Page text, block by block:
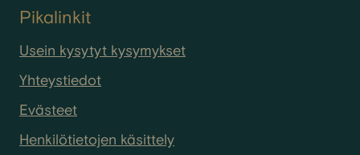
Pikalinkit
Usein kysytyt kysymykset
Yhteystiedot
Evästeet
Henkilötietojen käsittely